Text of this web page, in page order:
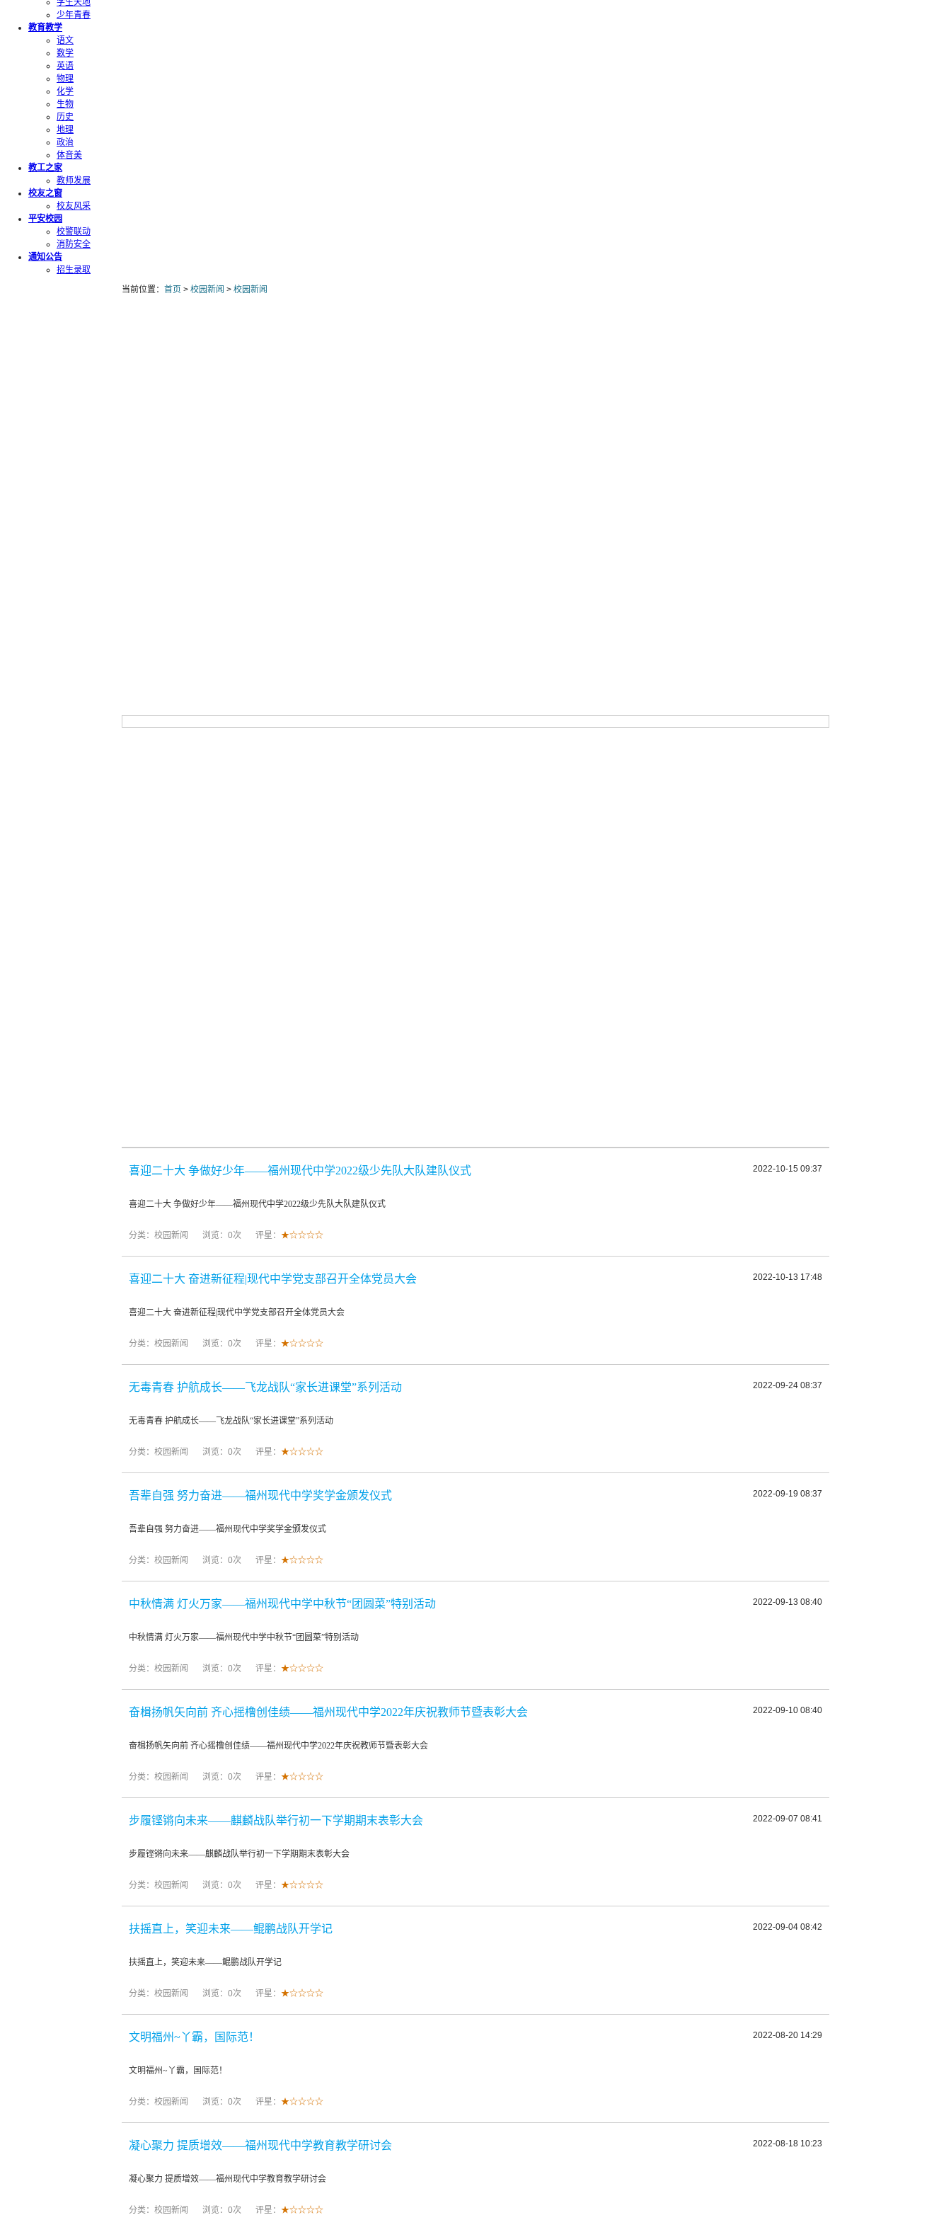
学生天地
少年青春
教育教学
语文
数学
英语
物理
化学
生物
历史
地理
政治
体音美
教工之家
教师发展
校友之窗
校友风采
平安校园
校警联动
消防安全
通知公告
招生录取
当前位置： 首页 > 校园新闻 > 校园新闻
喜迎二十大 争做好少年——福州现代中学2022级少先队大队建队仪式 2022-10-15 09:37
喜迎二十大 争做好少年——福州现代中学2022级少先队大队建队仪式
分类： 校园新闻 浏览：0次 评星： ★☆☆☆☆
喜迎二十大 奋进新征程|现代中学党支部召开全体党员大会 2022-10-13 17:48
喜迎二十大 奋进新征程|现代中学党支部召开全体党员大会
分类： 校园新闻 浏览：0次 评星： ★☆☆☆☆
无毒青春 护航成长——飞龙战队“家长进课堂”系列活动 2022-09-24 08:37
无毒青春 护航成长——飞龙战队“家长进课堂”系列活动
分类： 校园新闻 浏览：0次 评星： ★☆☆☆☆
吾辈自强 努力奋进——福州现代中学奖学金颁发仪式 2022-09-19 08:37
吾辈自强 努力奋进——福州现代中学奖学金颁发仪式
分类： 校园新闻 浏览：0次 评星： ★☆☆☆☆
中秋情满 灯火万家——福州现代中学中秋节“团圆菜”特别活动 2022-09-13 08:40
中秋情满 灯火万家——福州现代中学中秋节“团圆菜”特别活动
分类： 校园新闻 浏览：0次 评星： ★☆☆☆☆
奋楫扬帆矢向前 齐心摇橹创佳绩——福州现代中学2022年庆祝教师节暨表彰大会 2022-09-10 08:40
奋楫扬帆矢向前 齐心摇橹创佳绩——福州现代中学2022年庆祝教师节暨表彰大会
分类： 校园新闻 浏览：0次 评星： ★☆☆☆☆
步履铿锵向未来——麒麟战队举行初一下学期期末表彰大会 2022-09-07 08:41
步履铿锵向未来——麒麟战队举行初一下学期期末表彰大会
分类： 校园新闻 浏览：0次 评星： ★☆☆☆☆
扶摇直上，笑迎未来——鲲鹏战队开学记 2022-09-04 08:42
扶摇直上，笑迎未来——鲲鹏战队开学记
分类： 校园新闻 浏览：0次 评星： ★☆☆☆☆
文明福州~丫霸，国际范！ 2022-08-20 14:29
文明福州~丫霸，国际范！
分类： 校园新闻 浏览：0次 评星： ★☆☆☆☆
凝心聚力 提质增效——福州现代中学教育教学研讨会 2022-08-18 10:23
凝心聚力 提质增效——福州现代中学教育教学研讨会
分类： 校园新闻 浏览：0次 评星： ★☆☆☆☆